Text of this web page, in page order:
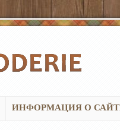
ИНФОРМАЦИЯ О